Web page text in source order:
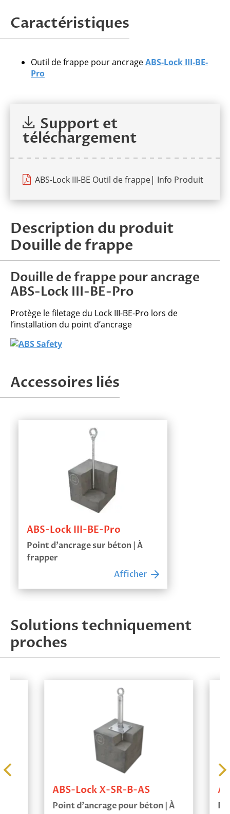
demandes issues de professionnels.
Veuillez
laisser
vide.
Caractéristiques
Outil de frappe pour ancrageABS-Lock III-BE-
Pro
Support et
téléchargement
ABS-Lock III-BE Outil de frappe| Info Produit
Description du produit
Douille de frappe
Douille de frappe pour ancrage
ABS-Lock III-BE-Pro
Protège le filetage du Lock III-BE-Pro lors de
l’installation du point d’ancrage
Accessoires liés
ABS-Lock III-BE-Pro
Point d’ancrage sur béton | À
frapper
Afficher
Solutions techniquement
proches
ABS-Lock X-SR-B-AS
Point d’ancrage pour béton | À
ABS-
Point